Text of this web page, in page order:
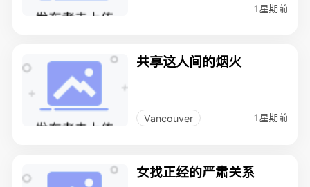
1星期前
共享这人间的烟火
Vancouver 1星期前
女找正经的严肃关系